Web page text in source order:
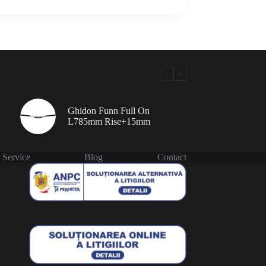
Ghidon Funn Full On
L785mm Rise+15mm
Service Blog Contact